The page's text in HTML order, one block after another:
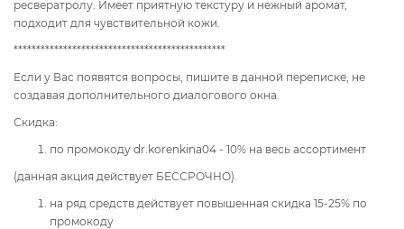
ресвератролу. Имеет приятную текстуру и нежный аромат,
подходит для чувствительной кожи.
***********************************************
Если у Вас появятся вопросы, пишите в данной переписке, не
создавая дополнительного диалогового окна.
Скидка:
по промокоду dr.korenkina04 - 10% на весь ассортимент
(данная акция действует БЕССРОЧНО).
на ряд средств действует повышенная скидка 15-25% по
промокоду